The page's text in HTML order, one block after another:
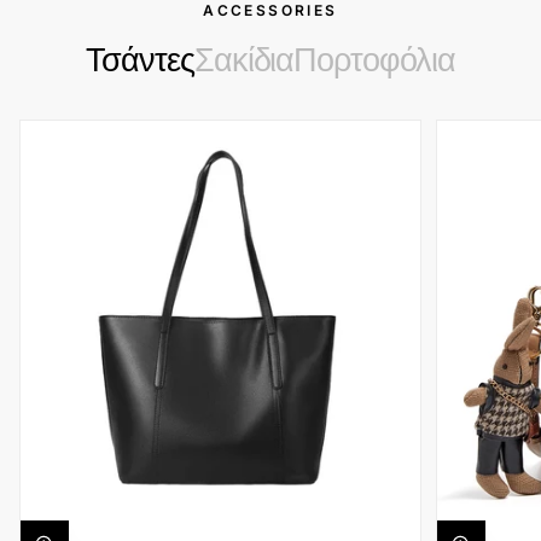
ACCESSORIES
ΤσάντεςΣακίδιαΠορτοφόλια